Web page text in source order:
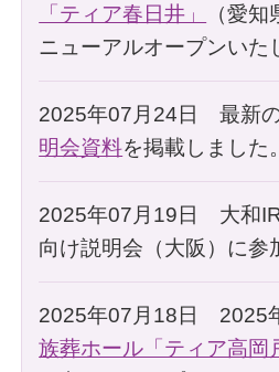
「ティア春日井」
（愛
ニューアルオープンいた
2025年07月24日 最新
明会資料を掲載しました。
2025年07月19日 大和
向け説明会（大阪）に参
2025年07月18日 2025
族葬ホール「ティア高岡